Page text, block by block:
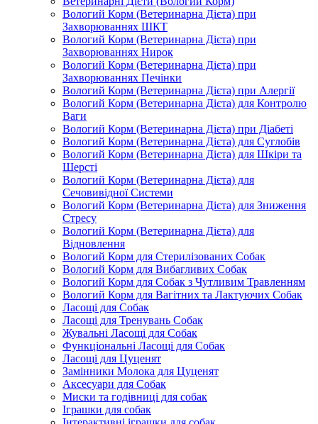
Вологий Корм (Ветеринарна Дієта) при
Захворюваннях ШКТ
Вологий Корм (Ветеринарна Дієта) при
Захворюваннях Нирок
Вологий Корм (Ветеринарна Дієта) при
Захворюваннях Печінки
Вологий Корм (Ветеринарна Дієта) при Алергії
Вологий Корм (Ветеринарна Дієта) для Контролю
Ваги
Вологий Корм (Ветеринарна Дієта) при Діабеті
Вологий Корм (Ветеринарна Дієта) для Суглобів
Вологий Корм (Ветеринарна Дієта) для Шкіри та
Шерсті
Вологий Корм (Ветеринарна Дієта) для
Сечовивідної Системи
Вологий Корм (Ветеринарна Дієта) для Зниження
Стресу
Вологий Корм (Ветеринарна Дієта) для
Відновлення
Вологий Корм для Стерилізованих Собак
Вологий Корм для Вибагливих Собак
Вологий Корм для Собак з Чутливим Травленням
Вологий Корм для Вагітних та Лактуючих Собак
Ласощі для Собак
Ласощі для Тренувань Собак
Жувальні Ласощі для Собак
Функціональні Ласощі для Собак
Ласощі для Цуценят
Замінники Молока для Цуценят
Аксесуари для Собак
Миски та годівниці для собак
Іграшки для собак